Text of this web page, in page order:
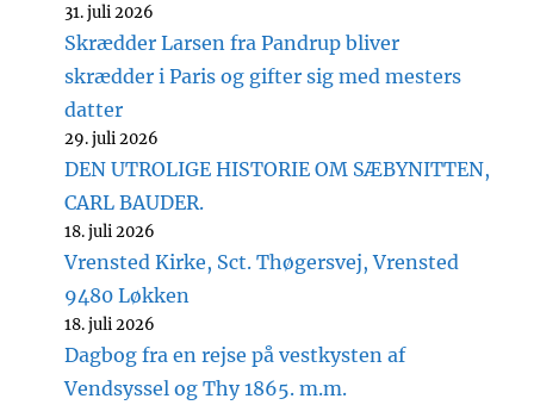
31. juli 2026
Skrædder Larsen fra Pandrup bliver
skrædder i Paris og gifter sig med mesters
datter
29. juli 2026
DEN UTROLIGE HISTORIE OM SÆBYNITTEN,
CARL BAUDER.
18. juli 2026
Vrensted Kirke, Sct. Thøgersvej, Vrensted
9480 Løkken
18. juli 2026
Dagbog fra en rejse på vestkysten af
Vendsyssel og Thy 1865. m.m.